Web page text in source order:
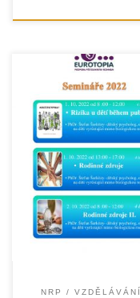
NRP VZDĚLÁVÁNÍ